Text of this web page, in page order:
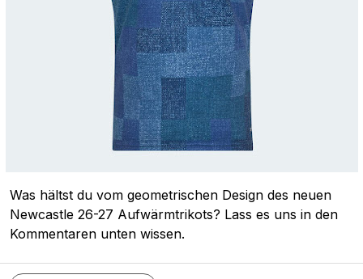
Was hältst du vom geometrischen Design des neuen
Newcastle 26-27 Aufwärmtrikots? Lass es uns in den
Kommentaren unten wissen.